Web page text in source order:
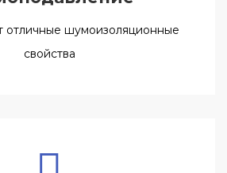
отличные шумоизоляционные
свойства